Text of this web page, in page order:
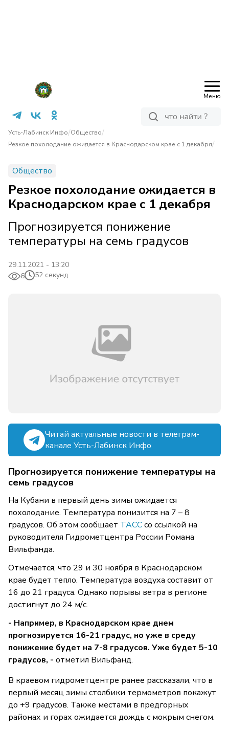
Меню
Усть-Лабинск Инфо/Общество/
Резкое похолодание ожидается в Краснодарском крае с 1 декабря/
Общество
Резкое похолодание ожидается в
Краснодарском крае с 1 декабря
Прогнозируется понижение
температуры на семь градусов
29.11.2021 - 13:20
6
52 секунд
Читай актуальные новости в телеграм-
канале Усть-Лабинск Инфо
Прогнозируется понижение температуры на
семь градусов
На Кубани в первый день зимы ожидается
похолодание. Температура понизится на 7 – 8
градусов. Об этом сообщает ТАССсо ссылкой на
руководителя Гидрометцентра России Романа
Вильфанда.
Отмечается, что 29 и 30 ноября в Краснодарском
крае будет тепло. Температура воздуха составит от
16 до 21 градуса. Однако порывы ветра в регионе
достигнут до 24 м/с.
- Например, в Краснодарском крае днем
прогнозируется 16-21 градус, но уже в среду
понижение будет на 7-8 градусов. Уже будет 5-10
градусов, - отметил Вильфанд.
В краевом гидрометцентре ранее рассказали, что в
первый месяц зимы столбики термометров покажут
до +9 градусов. Также местами в предгорных
районах и горах ожидается дождь с мокрым снегом.